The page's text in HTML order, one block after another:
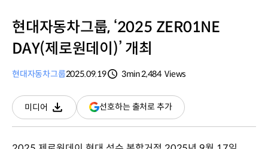
현대자동차그룹, ‘2025 ZER01NE
DAY(제로원데이)’ 개최
현대자동차그룹2025.09.19
3min2,484 Views
미디어
다운로드
선호하는 출처로 추가(새
창